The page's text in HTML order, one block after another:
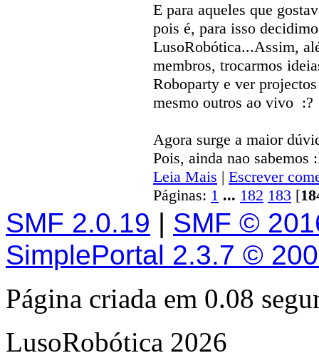
E para aqueles que
pois é, para isso
LusoRobótica...Assim,
membros, trocarmos
Roboparty e ver
mesmo outros ao vivo :?
Agora surge a maior
Pois, ainda nao
Leia Mais | Escrever
Páginas: 1 ... 182 183 [
SMF 2.0.19 | SMF ©
SimplePortal 2.3.7 ©
Página criada em 0.08
LusoRobótica 2026